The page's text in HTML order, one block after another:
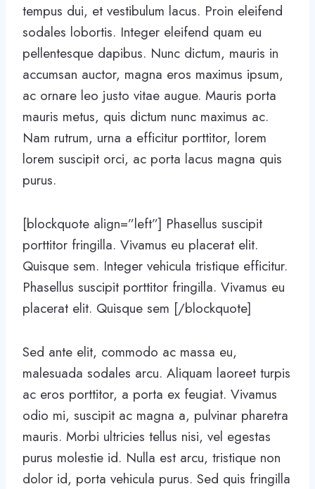
tempus dui, et vestibulum lacus. Proin eleifend
sodales lobortis. Integer eleifend quam eu
pellentesque dapibus. Nunc dictum, mauris in
accumsan auctor, magna eros maximus ipsum,
ac ornare leo justo vitae augue. Mauris porta
mauris metus, quis dictum nunc maximus ac.
Nam rutrum, urna a efficitur porttitor, lorem
lorem suscipit orci, ac porta lacus magna quis
purus.
[blockquote align=”left”] Phasellus suscipit
porttitor fringilla. Vivamus eu placerat elit.
Quisque sem. Integer vehicula tristique efficitur.
Phasellus suscipit porttitor fringilla. Vivamus eu
placerat elit. Quisque sem [/blockquote]
Sed ante elit, commodo ac massa eu,
malesuada sodales arcu. Aliquam laoreet turpis
ac eros porttitor, a porta ex feugiat. Vivamus
odio mi, suscipit ac magna a, pulvinar pharetra
mauris. Morbi ultricies tellus nisi, vel egestas
purus molestie id. Nulla est arcu, tristique non
dolor id, porta vehicula purus. Sed quis fringilla